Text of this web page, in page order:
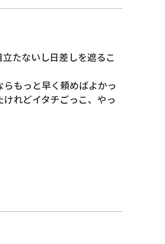
たないし日差しを遮るこ
もっと早く頼めばよかっ
れどイタチごっこ、やっ